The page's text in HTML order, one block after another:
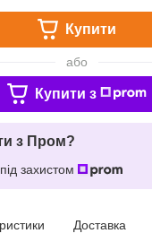
Купити
або
Купити з
з Пром?
захистом
Доставка